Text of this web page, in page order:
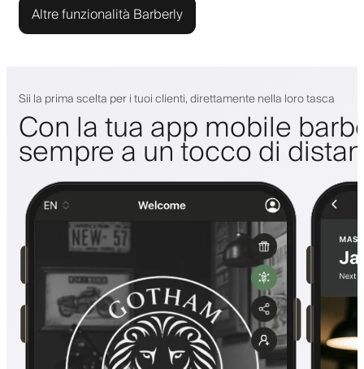
Altre funzionalità Barberly
Sii la prima scelta per i tuoi clienti, direttamente nella loro tasca
Con la tua app mobile
sempre a un tocco di